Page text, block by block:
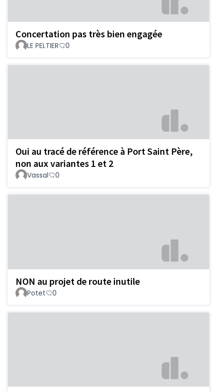
Concertation pas très bien engagée
LE PELTIER 0
Oui au tracé de référence à Port Saint Père,
non aux variantes 1 et 2
Vassal 0
NON au projet de route inutile
Potet 0